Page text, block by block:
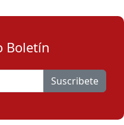
Boletín
Suscribete